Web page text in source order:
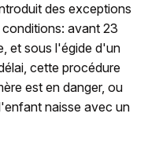
des exceptions
avant 23
et sous l'égide d'un
cette procédure
est en danger, ou
naisse avec un